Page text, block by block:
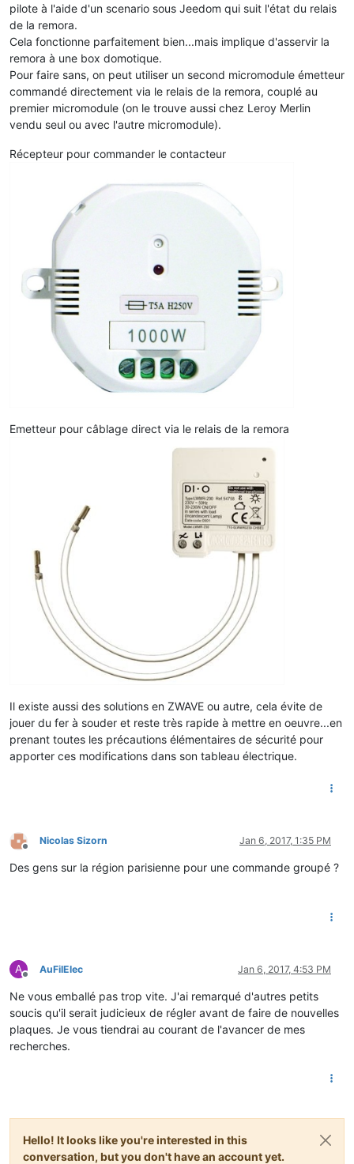
pilote à l'aide d'un scenario sous Jeedom qui suit l'état du relais
de la remora.
Cela fonctionne parfaitement bien...mais implique d'asservir la
remora à une box domotique.
Pour faire sans, on peut utiliser un second micromodule émetteur
commandé directement via le relais de la remora, couplé au
premier micromodule (on le trouve aussi chez Leroy Merlin
vendu seul ou avec l'autre micromodule).
Récepteur pour commander le contacteur
Emetteur pour câblage direct via le relais de la remora
Il existe aussi des solutions en ZWAVE ou autre, cela évite de
jouer du fer à souder et reste très rapide à mettre en oeuvre...en
prenant toutes les précautions élémentaires de sécurité pour
apporter ces modifications dans son tableau électrique.
Offline
Nicolas Sizorn Jan 6, 2017, 1:35 PM
Des gens sur la région parisienne pour une commande groupé ?
A
Offline
AuFilElec Jan 6, 2017, 4:53 PM
Ne vous emballé pas trop vite. J'ai remarqué d'autres petits
soucis qu'il serait judicieux de régler avant de faire de nouvelles
plaques. Je vous tiendrai au courant de l'avancer de mes
recherches.
Hello! It looks like you're interested in this
conversation, but you don't have an account yet.